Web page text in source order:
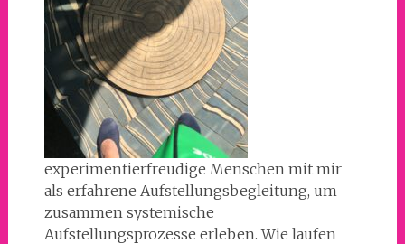
experimentierfreudige Menschen mit mir
als erfahrene Aufstellungsbegleitung, um
zusammen systemische
Aufstellungsprozesse erleben. Wie laufen